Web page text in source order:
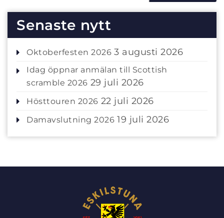
Senaste nytt
Oktoberfesten 2026 3 augusti 2026
Idag öppnar anmälan till Scottish
scramble 2026 29 juli 2026
Hösttouren 2026 22 juli 2026
Damavslutning 2026 19 juli 2026